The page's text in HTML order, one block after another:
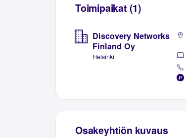
Toimipaikat (1)
Discovery Networks
Finland Oy
Helsinki
Osakeyhtiön kuvaus